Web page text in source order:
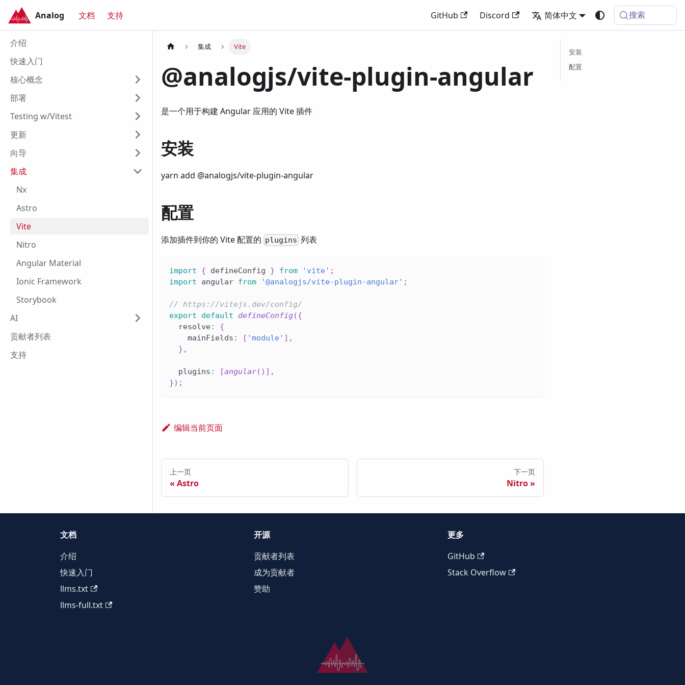
Analog 文档 支持 GitHub Discord 简体中文 搜索
Analog
介绍
快速入门
核心概念
部署
Testing w/Vitest
更新
向导
集成
Nx
Astro
Vite
Nitro
Angular Material
Ionic Framework
Storybook
AI
贡献者列表
支持
集成 Vite
@analogjs/vite-plugin-angular
是一个用于构建 Angular 应用的 Vite 插件
安装
yarn add @analogjs/vite-plugin-angular
配置
添加插件到你的 Vite 配置的 plugins 列表
import { defineConfig } from 'vite' ;
import angular from '@analogjs/vite-plugin-angular' ;
// https://vitejs.dev/config/
export
default defineConfig({
  resolve
:
{
    mainFields
: [ 'module' ] ,
} ,
  plugins
: [angular( ) ] ,
}) ;
编辑当前页面
上一页
Astro
下一页
Nitro
安装
配置
文档
介绍
快速入门
llms.txt
llms-full.txt
开源
贡献者列表
成为贡献者
赞助
更多
GitHub
Stack Overflow